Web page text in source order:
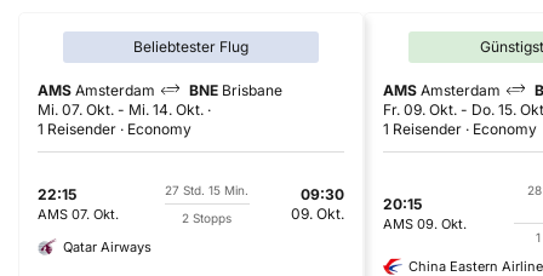
Beliebtester Flug
AMS Amsterdam BNE Brisbane
Mi. 07. Okt. - Mi. 14. Okt.
1 Reisender
Economy
22:15
AMS 07. Okt.
27 Std. 15 Min.
2 Stopps
09:30
09. Okt.
Qatar Airways
AMS Amsterdam
Fr. 09. Okt. - Do. 15.
1 Reisender
Economy
20:15
AMS 09. Okt.
China Eastern